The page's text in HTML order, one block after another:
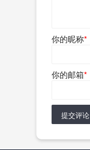
你的昵称*
你的邮箱*
提交评论